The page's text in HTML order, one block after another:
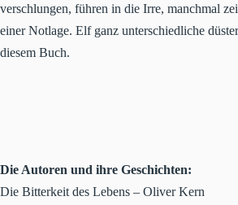
verschlungen, führen in die Irre, manchmal
einer Notlage. Elf ganz unterschiedliche
diesem Buch.
Die Autoren und ihre Geschichten:
Die Bitterkeit des Lebens – Oliver Kern